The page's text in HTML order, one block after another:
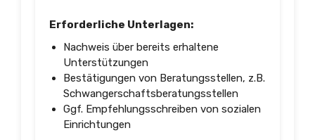
Erforderliche Unterlagen:
Nachweis über bereits erhaltene
Unterstützungen
Bestätigungen von Beratungsstellen, z.B.
Schwangerschaftsberatungsstellen
Ggf. Empfehlungsschreiben von sozialen
Einrichtungen